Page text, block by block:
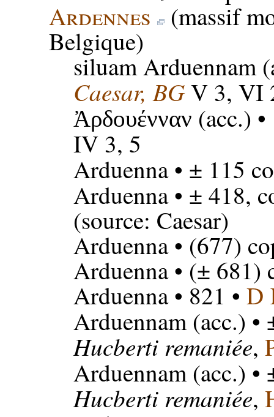
Ardennes (massif
Belgique)
siluam Arduennam
Caesar, BGV 3, VI
Ἀρδουένναν (acc.)
IV 3, 5
Arduenna• ± 115
Arduenna• ± 418,
(source: Caesar)
Arduenna• (677)
Arduenna• (± 681)
Arduenna• 821 • D
Arduennam(acc.) •
Hucberti remaniée,
Arduennam(acc.) •
Hucberti remaniée,